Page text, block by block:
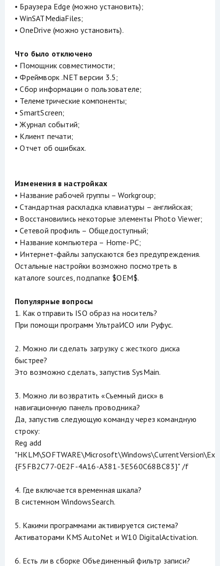
• Браузера Edge (можно установить);
• WinSATMediaFiles;
• OneDrive (можно установить).
Что было отключено
• Помощник совместимости;
• Фреймворк .NET версии 3.5;
• Сбор информации о пользователе;
• Телеметрические компоненты;
• SmartScreen;
• Журнал событий;
• Клиент печати;
• Отчет об ошибках.
Изменения в настройках
• Название рабочей группы – Workgroup;
• Стандартная раскладка клавиатуры – английская;
• Восстановились некоторые элементы Photo Viewer;
• Сетевой профиль – Общедоступный;
• Название компьютера – Home-PC;
• Интернет-файлы запускаются без предупреждения.
Остальные настройки возможно посмотреть в
каталоге sources, подпапке $OEM$.
Популярные вопросы
1. Как отправить ISO образ на носитель?
При помощи программ УльтраИСО или Руфус.
2. Можно ли сделать загрузку с жесткого диска
быстрее?
Это возможно сделать, запустив SysMain.
3. Можно ли возвратить «Съемный диск» в
навигационную панель проводника?
Да, запустив следующую команду через командную
строку:
Reg add
{F5FB2C77-0E2F-4A16-A381-3E560C68BC83}" /f
4. Где включается временная шкала?
В системном WindowsSearch.
5. Какими программами активируется система?
Активаторами KMS AutoNet и W10 DigitalActivation.
6. Есть ли в сборке Объединенный фильтр записи?